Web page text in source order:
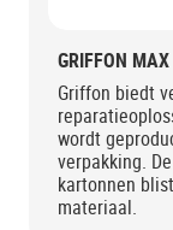
GRIFFON
Griffon biedt
wordt
verpakking.
kartonnen
materiaal.